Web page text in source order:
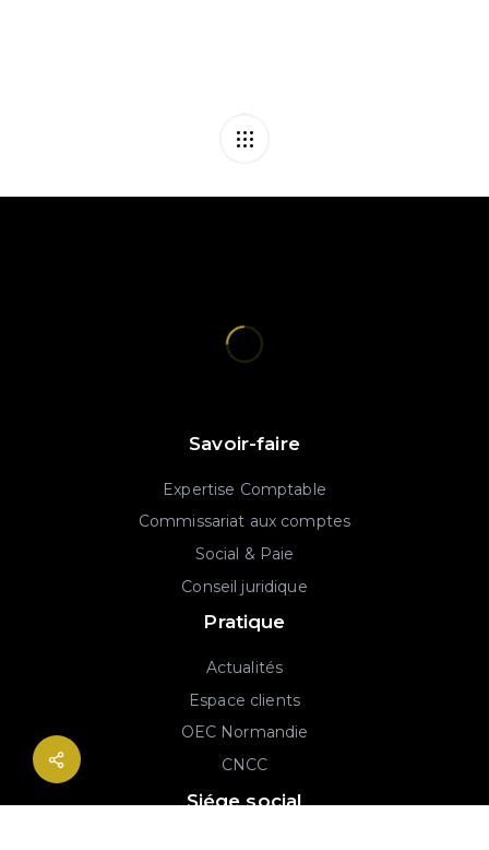
Savoir-faire
Expertise Comptable
Commissariat aux comptes
Social & Paie
Conseil juridique
Pratique
Actualités
Espace clients
OEC Normandie
CNCC
Siége social